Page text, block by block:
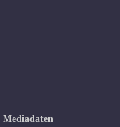
Mediadaten